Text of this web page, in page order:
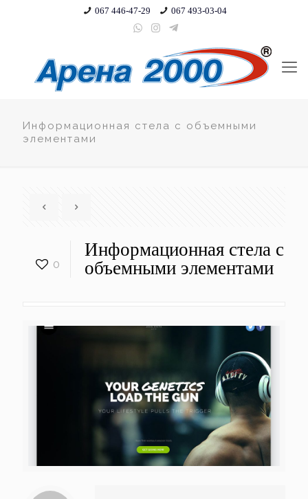
067 446-47-29 067 493-03-04
Информационная стела с объемными
элементами
0
Информационная стела с
объемными элементами